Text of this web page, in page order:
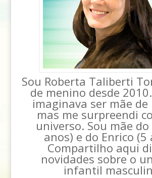
Sou Roberta Taliberti
de menino desde
imaginava ser mãe de
mas me surpreendi
universo. Sou mãe do
anos) e do Enrico (5
Compartilho aqui
novidades sobre o
infantil